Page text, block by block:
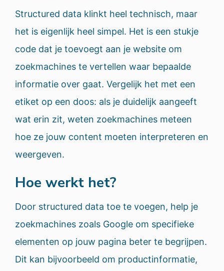
Structured data klinkt heel technisch, maar
het is eigenlijk heel simpel. Het is een stukje
code dat je toevoegt aan je website om
zoekmachines te vertellen waar bepaalde
informatie over gaat. Vergelijk het met een
etiket op een doos: als je duidelijk aangeeft
wat erin zit, weten zoekmachines meteen
hoe ze jouw content moeten interpreteren en
weergeven.
Hoe werkt het?
Door structured data toe te voegen, help je
zoekmachines zoals Google om specifieke
elementen op jouw pagina beter te begrijpen.
Dit kan bijvoorbeeld om productinformatie,